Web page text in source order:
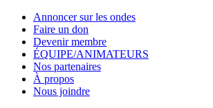
Annoncer sur les ondes
Faire un don
Devenir membre
ÉQUIPE/ANIMATEURS
Nos partenaires
À propos
Nous joindre